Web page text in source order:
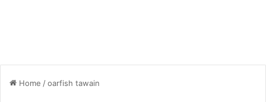
Home /oarfish tawain